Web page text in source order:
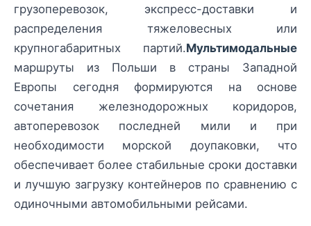
грузоперевозок, экспресс-доставки и
распределения тяжеловесных или
крупногабаритных партий.Мультимодальные
маршруты из Польши в страны Западной
Европы сегодня формируются на основе
сочетания железнодорожных коридоров,
автоперевозок последней мили и при
необходимости морской доупаковки, что
обеспечивает более стабильные сроки доставки
и лучшую загрузку контейнеров по сравнению с
одиночными автомобильными рейсами.